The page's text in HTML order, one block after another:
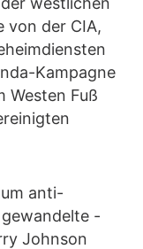
von der CIA,
Kampagne
Westen Fuß
anti-
-
Johnson